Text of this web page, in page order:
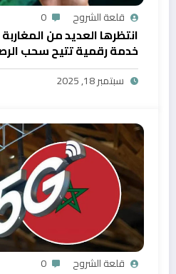
قلعة الشروح 0
انتظرها العديد من
خدمة رقمية تتيح سحب
المغرب
سبتمبر 18, 2025
قلعة الشروح 0